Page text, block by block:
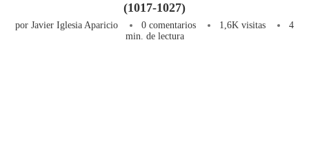
(1017-1027)
por Javier Iglesia Aparicio 0 comentarios 1,6K visitas
4
min. de lectura